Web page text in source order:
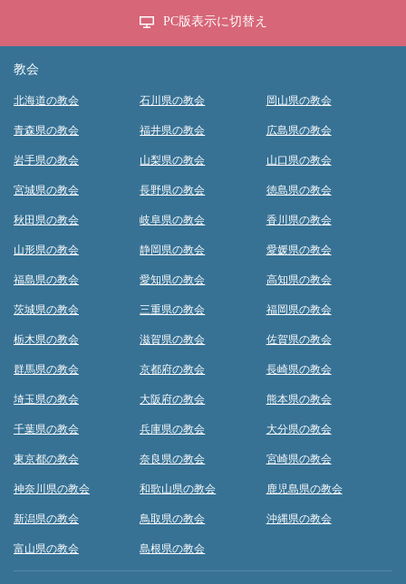
PC版表示に切替え
教会
北海道の教会
青森県の教会
岩手県の教会
宮城県の教会
秋田県の教会
山形県の教会
福島県の教会
茨城県の教会
栃木県の教会
群馬県の教会
埼玉県の教会
千葉県の教会
東京都の教会
神奈川県の教会
新潟県の教会
富山県の教会
石川県の教会
福井県の教会
山梨県の教会
長野県の教会
岐阜県の教会
静岡県の教会
愛知県の教会
三重県の教会
滋賀県の教会
京都府の教会
大阪府の教会
兵庫県の教会
奈良県の教会
和歌山県の教会
鳥取県の教会
島根県の教会
岡山県の教会
広島県の教会
山口県の教会
徳島県の教会
香川県の教会
愛媛県の教会
高知県の教会
福岡県の教会
佐賀県の教会
長崎県の教会
熊本県の教会
大分県の教会
宮崎県の教会
鹿児島県の教会
沖縄県の教会